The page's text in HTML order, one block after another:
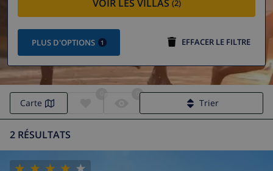
VOIR LES VILLAS (2)
PLUS D'OPTIONS 1 EFFACER LE FILTRE
2 RÉSULTATS
Carte Trier